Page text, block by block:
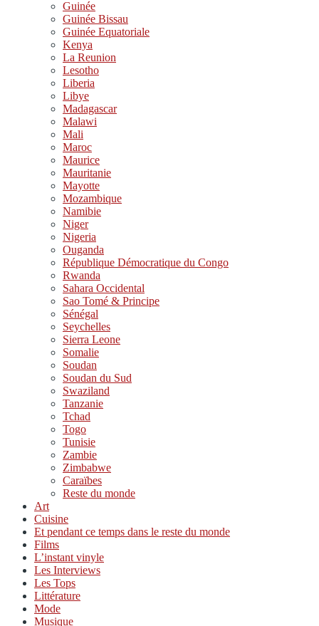
Guinée
Guinée Bissau
Guinée Equatoriale
Kenya
La Reunion
Lesotho
Liberia
Libye
Madagascar
Malawi
Mali
Maroc
Maurice
Mauritanie
Mayotte
Mozambique
Namibie
Niger
Nigeria
Ouganda
République Démocratique du Congo
Rwanda
Sahara Occidental
Sao Tomé & Principe
Sénégal
Seychelles
Sierra Leone
Somalie
Soudan
Soudan du Sud
Swaziland
Tanzanie
Tchad
Togo
Tunisie
Zambie
Zimbabwe
Caraïbes
Reste du monde
Art
Cuisine
Et pendant ce temps dans le reste du monde
Films
L’instant vinyle
Les Interviews
Les Tops
Littérature
Mode
Musique